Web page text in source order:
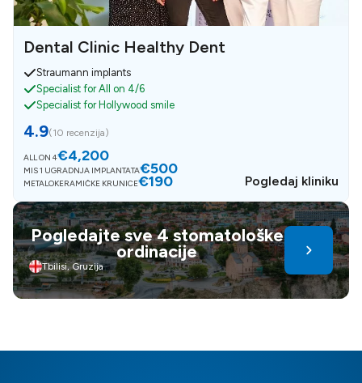
Dental Clinic Healthy Dent
Straumann implants
Specialist for All on 4/6
Specialist for Hollywood smile
4.9(10 recenzija)
ALL ON 4€4,200
MIS 1 UGRADNJA IMPLANTATA€500
METALOKERAMIČKE KRUNICE€190 Pogledaj kliniku
Pogledajte sve 4 stomatološke
ordinacije
Tbilisi, Gruzija